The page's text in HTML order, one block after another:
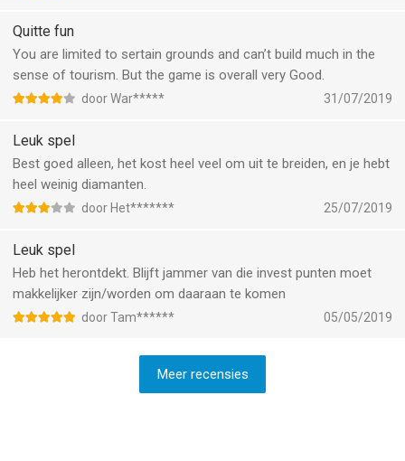
Quitte fun
You are limited to sertain grounds and can’t build much in the
sense of tourism. But the game is overall very Good.
door War***** 31/07/2019
Leuk spel
Best goed alleen, het kost heel veel om uit te breiden, en je hebt
heel weinig diamanten.
door Het******* 25/07/2019
Leuk spel
Heb het herontdekt. Blijft jammer van die invest punten moet
makkelijker zijn/worden om daaraan te komen
door Tam****** 05/05/2019
Meer recensies